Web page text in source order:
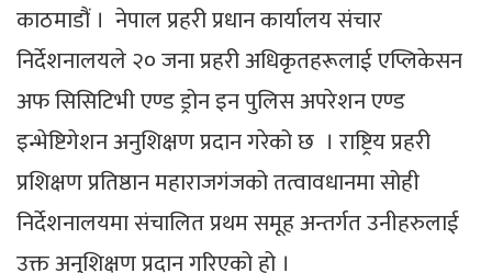
काठमाडौं । नेपाल प्रहरी प्रधान कार्यालय संचार
निर्देशनालयले २० जना प्रहरी अधिकृतहरूलाई एप्लिकेसन
अफ सिसिटिभी एण्ड ड्रोन इन पुलिस अपरेशन एण्ड
इन्भेष्टिगेशन अनुशिक्षण प्रदान गरेको छ । राष्ट्रिय प्रहरी
प्रशिक्षण प्रतिष्ठान महाराजगंजको तत्वावधानमा सोही
निर्देशनालयमा संचालित प्रथम समूह अन्तर्गत उनीहरुलाई
उक्त अनुशिक्षण प्रदान गरिएको हो ।